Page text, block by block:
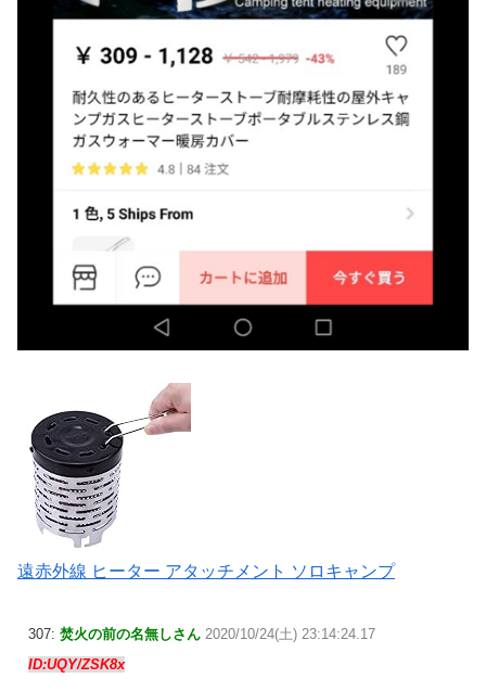
遠赤外線 ヒーター アタッチメント ソロキャンプ
307: 焚火の前の名無しさん 2020/10/24(土) 23:14:24.17
ID:UQY/ZSK8x